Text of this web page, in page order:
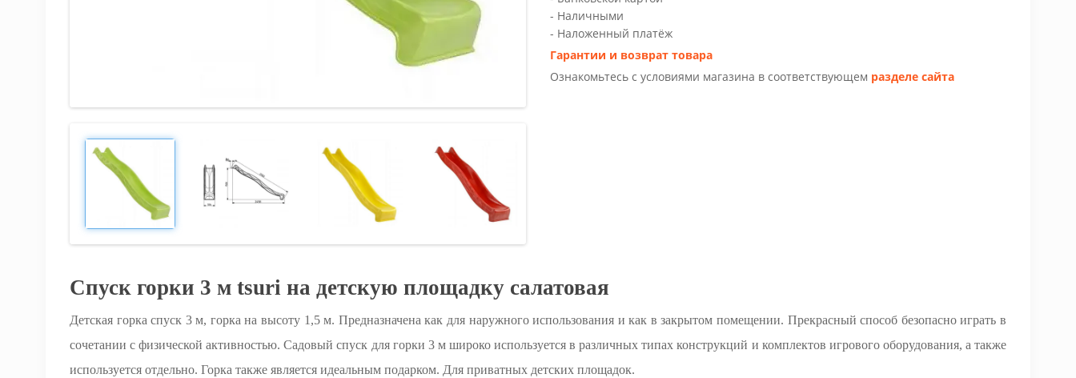
- Наличными
- Наложенный платёж
Гарантии и возврат товара
Ознакомьтесь с условиями магазина в соответствующем разделе сайта
Спуск горки 3 м tsuri на детскую площадку салатовая
Детская горка спуск 3 м, горка на высоту 1,5 м. Предназначена как для наружного использования и как в закрытом помещении. Прекрасный способ безопасно играть в
сочетании с физической активностью. Садовый спуск для горки 3 м широко используется в различных типах конструкций и комплектов игрового оборудования, а также
используется отдельно. Горка также является идеальным подарком. Для приватных детских площадок.